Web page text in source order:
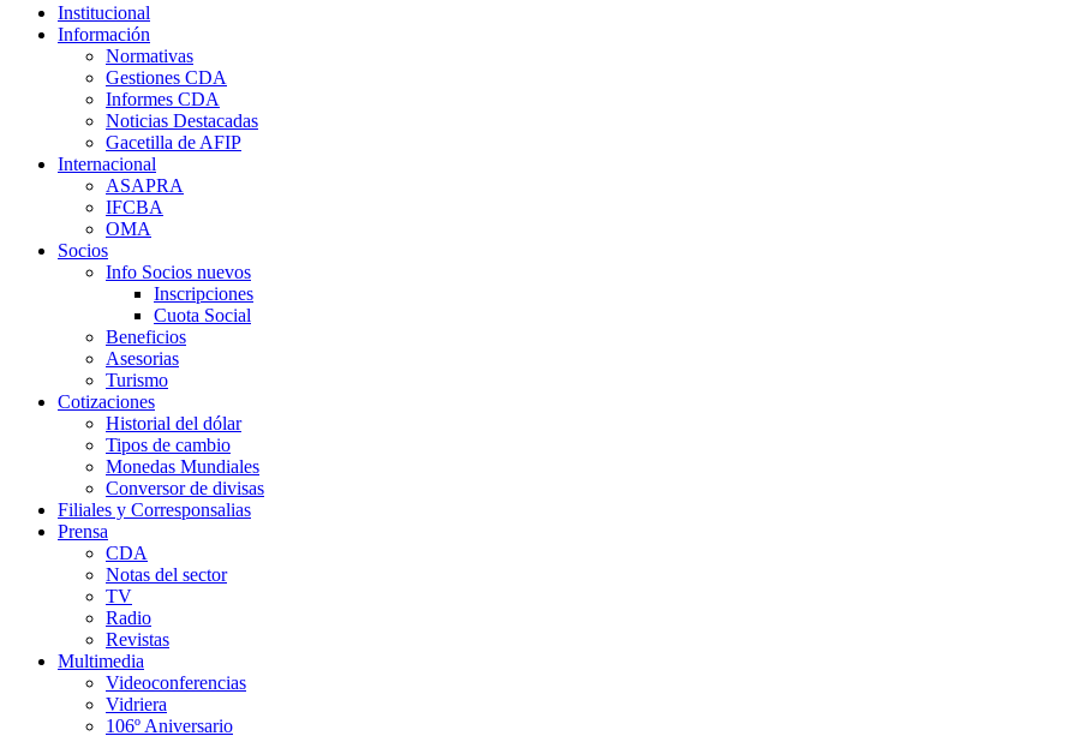
Institucional
Información
Normativas
Gestiones CDA
Informes CDA
Noticias Destacadas
Gacetilla de AFIP
Internacional
ASAPRA
IFCBA
OMA
Socios
Info Socios nuevos
Inscripciones
Cuota Social
Beneficios
Asesorias
Turismo
Cotizaciones
Historial del dólar
Tipos de cambio
Monedas Mundiales
Conversor de divisas
Filiales y Corresponsalias
Prensa
CDA
Notas del sector
TV
Radio
Revistas
Multimedia
Videoconferencias
Vidriera
106º Aniversario